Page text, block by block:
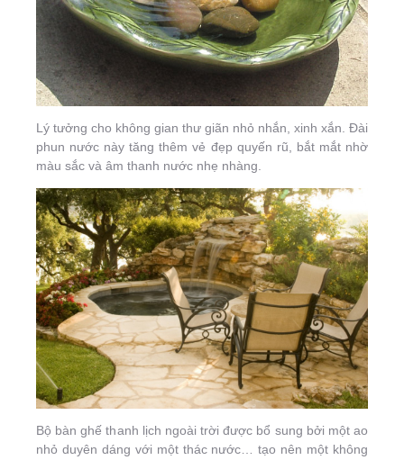
Lý tưởng cho không gian thư giãn nhỏ nhắn, xinh xắn. Đài
phun nước này tăng thêm vẻ đẹp quyến rũ, bắt mắt nhờ
màu sắc và âm thanh nước nhẹ nhàng.
Bộ bàn ghế thanh lịch ngoài trời được bổ sung bởi một ao
nhỏ duyên dáng với một thác nước… tạo nên một không